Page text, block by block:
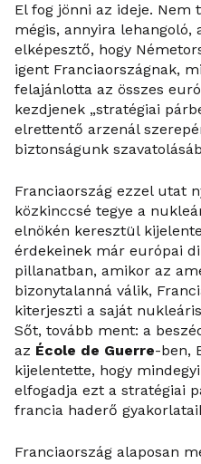
El fog jönni az ideje. Nem
mégis, annyira lehangoló,
elképesztő, hogy
igent Franciaországnak,
felajánlotta az összes
kezdjenek „stratégiai
elrettentő arzenál
biztonságunk
Franciaország ezzel utat
közkinccsé tegye a
elnökén keresztül
érdekeinek már európai
pillanatban, amikor az
bizonytalanná válik,
kiterjeszti a saját
Sőt, tovább ment: a
az École de Guerre-ben,
kijelentette, hogy
elfogadja ezt a stratégiai
francia haderő
Franciaország alaposan